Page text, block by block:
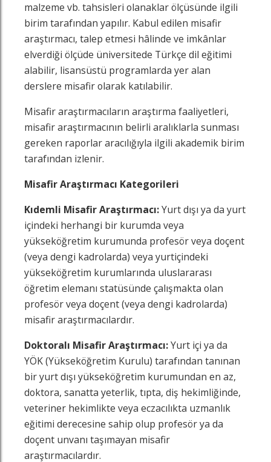
malzeme vb. tahsisleri olanaklar ölçüsünde ilgili
birim tarafından yapılır. Kabul edilen misafir
araştırmacı, talep etmesi hâlinde ve imkânlar
elverdiği ölçüde üniversitede Türkçe dil eğitimi
alabilir, lisansüstü programlarda yer alan
derslere misafir olarak katılabilir.
Misafir araştırmacıların araştırma faaliyetleri,
misafir araştırmacının belirli aralıklarla sunması
gereken raporlar aracılığıyla ilgili akademik birim
tarafından izlenir.
Misafir Araştırmacı Kategorileri
Kıdemli Misafir Araştırmacı:Yurt dışı ya da yurt
içindeki herhangi bir kurumda veya
yükseköğretim kurumunda profesör veya doçent
(veya dengi kadrolarda) veya yurtiçindeki
yükseköğretim kurumlarında uluslararası
öğretim elemanı statüsünde çalışmakta olan
profesör veya doçent (veya dengi kadrolarda)
misafir araştırmacılardır.
Doktoralı Misafir Araştırmacı:Yurt içi ya da
YÖK (Yükseköğretim Kurulu) tarafından tanınan
bir yurt dışı yükseköğretim kurumundan en az,
doktora, sanatta yeterlik, tıpta, diş hekimliğinde,
veteriner hekimlikte veya eczacılıkta uzmanlık
eğitimi derecesine sahip olup profesör ya da
doçent unvanı taşımayan misafir
araştırmacılardır.